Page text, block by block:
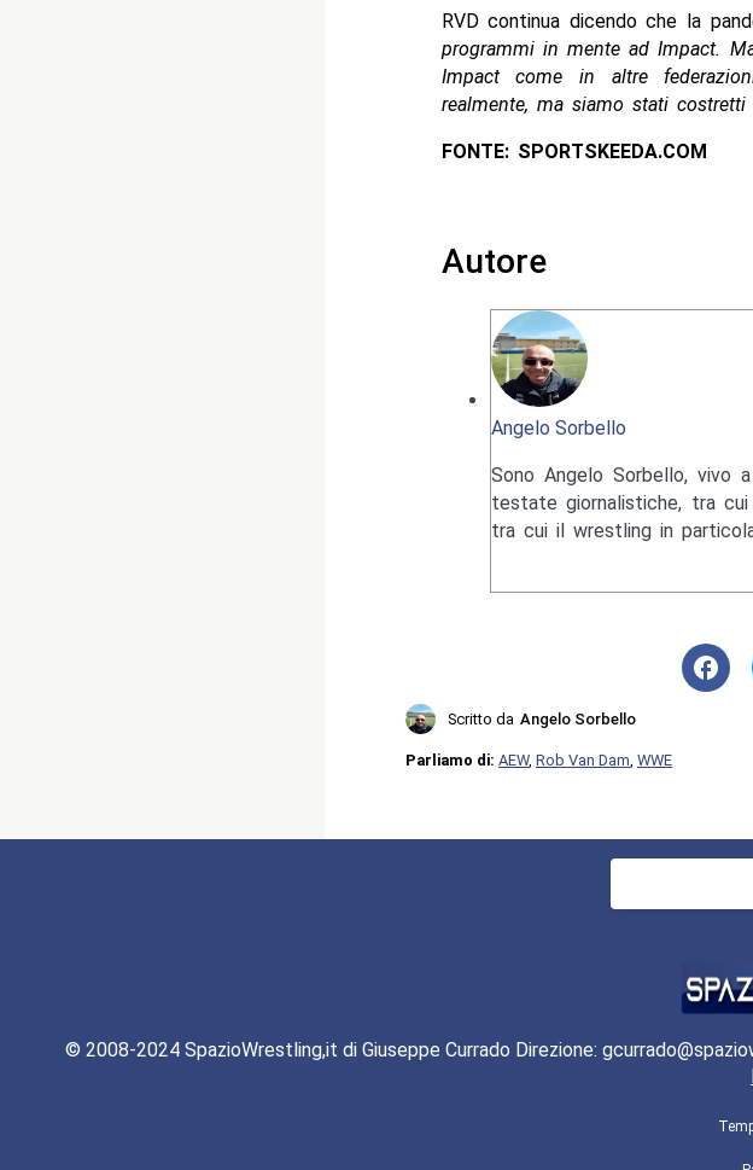
RVD continua dicendo che la
programmi in mente ad Impact.
Impact come in altre
realmente, ma siamo stati
FONTE: SPORTSKEEDA.COM
Autore
Angelo Sorbello
Sono Angelo Sorbello, vivo
testate giornalistiche, tra
tra cui il wrestling in
Scritto da Angelo Sorbello
Parliamo di: AEW, Rob Van Dam WWE
© 2008-2024 SpazioWrestling,it di Giuseppe Currado Direzione: